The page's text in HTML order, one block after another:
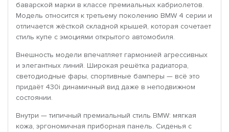
баварской марки в классе премиальных кабриолетов.
Модель относится к третьему поколению BMW 4 серии и
отличается жёсткой складной крышей, которая сочетает
стиль купе с эмоциями открытого автомобиля.
Внешность модели впечатляет гармонией агрессивных
и элегантных линий. Широкая решётка радиатора,
светодиодные фары, спортивные бамперы — всё это
придаёт 430i динамичный вид даже в неподвижном
состоянии.
Внутри — типичный премиальный стиль BMW: мягкая
кожа, эргономичная приборная панель. Сиденья с